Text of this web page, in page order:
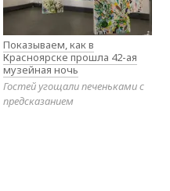
Показываем, как в
Красноярске прошла 42-ая
музейная ночь
Гостей угощали печеньками с
предсказанием